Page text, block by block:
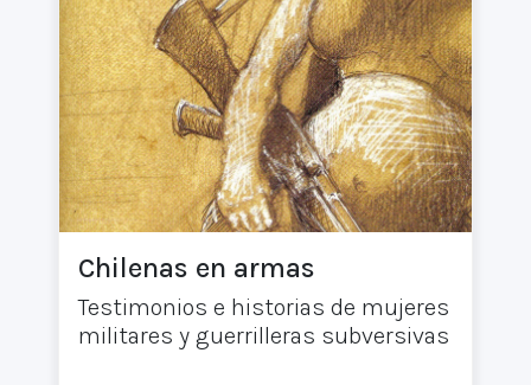
Chilenas en armas
Testimonios e historias de mujeres
militares y guerrilleras subversivas